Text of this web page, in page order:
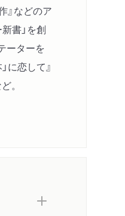
』などのア
書」を創
ーターを
に恋して』
。